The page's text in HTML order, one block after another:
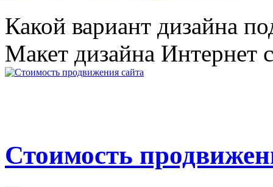
Какой вариант дизайна
Макет дизайна Интернет
Стоимость